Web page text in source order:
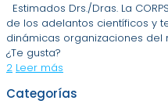
Estimados Drs./Dras. La
de los adelantos científicos y
dinámicas organizaciones del
¿Te gusta?
2 Leer más
Categorías